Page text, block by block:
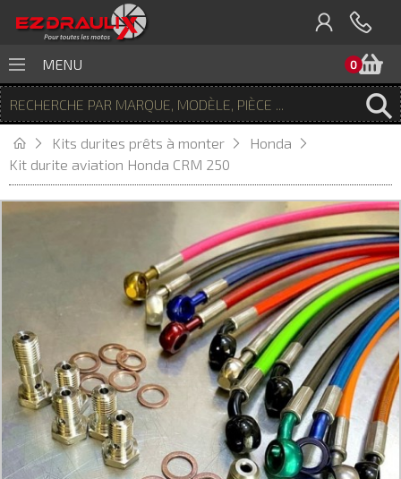
0
MENU
Kits durites prêts à monter
Honda
Kit durite aviation Honda CRM 250